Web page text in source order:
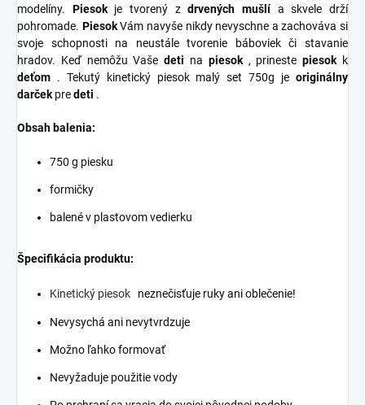
modelíny. Piesokje tvorený zdrvených mušlía skvele drží
pohromade. PiesokVám navyše nikdy nevyschne a zachováva si
svoje schopnosti na neustále tvorenie báboviek či stavanie
hradov. Keď nemôžu Vašedeti na piesok, prinestepiesokk
deťom . Tekutý kinetický piesok malý set 750g je originálny
darčekpredeti .
Obsah balenia:
750 g piesku
formičky
balené v plastovom vedierku
Špecifikácia produktu:
Kinetický piesok neznečisťuje ruky ani oblečenie!
Nevysychá ani nevytvrdzuje
Možno ľahko formovať
Nevyžaduje použitie vody